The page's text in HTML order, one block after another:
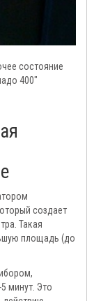
состояние
400"
создает
Такая
площадь (до
минут. Это